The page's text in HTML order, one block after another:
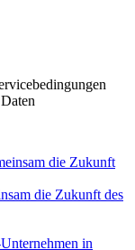
die Zukunft des